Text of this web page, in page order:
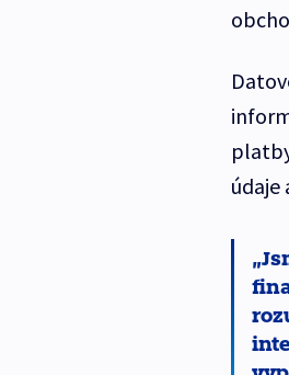
údaje